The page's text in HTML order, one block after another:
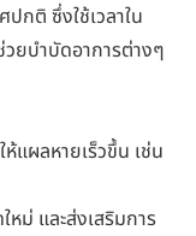
กติ ซึ่งใช้เวลาใน
วยบำบัดอาการต่างๆ
แผลหายเร็วขึ้น เช่น
หม่ และส่งเสริมการ